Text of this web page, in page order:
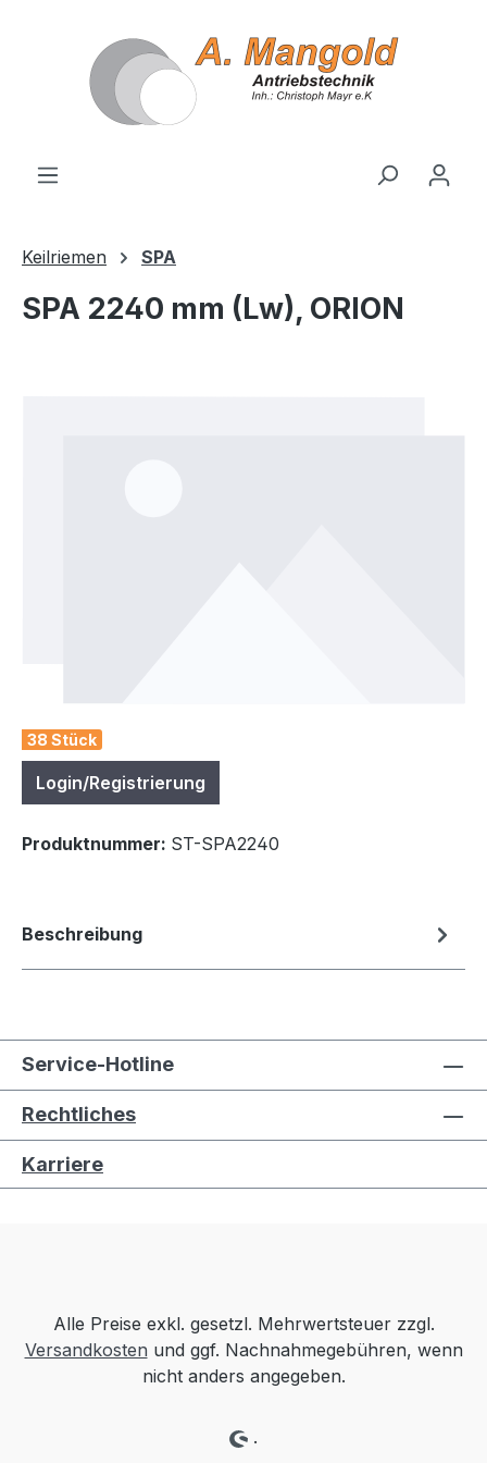
Keilriemen SPA
SPA 2240 mm (Lw), ORION
38 Stück
Login/Registrierung
Produktnummer: ST-SPA2240
Beschreibung
Service-Hotline
Rechtliches
Karriere
Alle Preise exkl. gesetzl. Mehrwertsteuer zzgl.
Versandkosten und ggf. Nachnahmegebühren, wenn
nicht anders angegeben.
.